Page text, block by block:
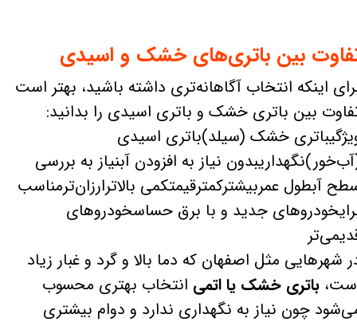
بین باتری‌های خشک و اسیدی
اینکه انتخاب آگاهانه‌تری داشته باشید، بهتر است
بین باتری خشک و باتری اسیدی را بدانید:
خشک (سیلد)باتری اسیدی
نیاز به افزودن آبنیاز به بررسی
آبطول عمربیشترکمترقیمتکمی بالاترارزان‌ترمناسب
جدید و با برق حساسخودروهای
شهرهایی مثل اصفهان که دما بالا و گرد و غبار زیاد
باتری خشک یا اتمی انتخاب بهتری محسوب
چون نیاز به نگهداری ندارد و دوام بیشتری